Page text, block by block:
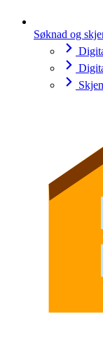
Søknad og